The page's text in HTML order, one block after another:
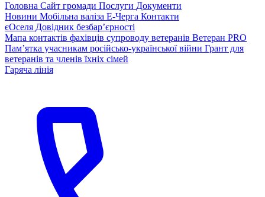
Головна Сайт громади Послуги Документи
Новини Мобільна валіза Е-Черга Контакти
єОселя Довідник безбар’єрності
Мапа контактів фахівців супроводу ветеранів Ветеран PRO
Пам’ятка учасникам російсько-української війни Грант для
ветеранів та членів їхніх сімей
Гаряча лінія